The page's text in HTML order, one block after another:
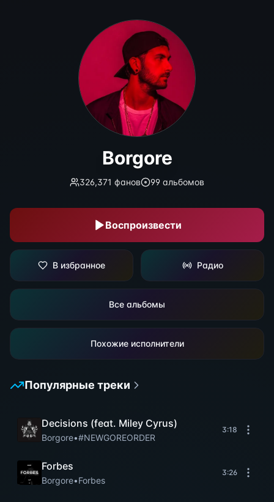
Borgore
326,371 фанов 99 альбомов
Воспроизвести
В избранное Радио
Все альбомы
Похожие исполнители
Популярные треки
Decisions (feat. Miley Cyrus)
Borgore•#NEWGOREORDER
3:18
Forbes
Borgore•Forbes
3:26